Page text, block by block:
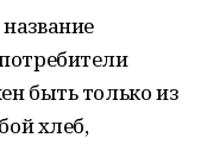
быть только из
хлеб,